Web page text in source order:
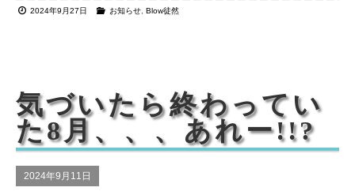
c
o
o
k
er tt
m e
2024年9月27日 お知らせ ,Blow徒然
気づいたら終わってい
た8月、、、あれー!!?
2024年9月11日